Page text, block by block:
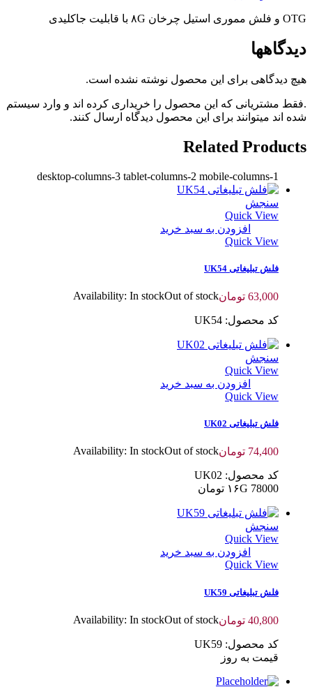
OTG و فلش مموری استیل چرخان ۸G با قابلیت جاکلیدی
دیدگاهها
هیچ دیدگاهی برای این محصول نوشته نشده است.
.فقط مشتریانی که این محصول را خریداری کرده اند و وارد سیستم
شده اند میتوانند برای این محصول دیدگاه ارسال کنند.
Related Products
desktop-columns-3 tablet-columns-2 mobile-columns-1
سنجش
Quick View
افزودن به سبد خرید
Quick View
فلش تبلیغاتی UK54
63,000 تومان Availability: In stockOut of stock
کد محصول: UK54
سنجش
Quick View
افزودن به سبد خرید
Quick View
فلش تبلیغاتی UK02
74,400 تومان Availability: In stockOut of stock
کد محصول: UK02
۱۶G 78000 تومان
سنجش
Quick View
افزودن به سبد خرید
Quick View
فلش تبلیغاتی UK59
40,800 تومان Availability: In stockOut of stock
کد محصول: UK59
قیمت به روز